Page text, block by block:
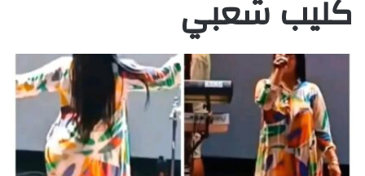
كليب شعبي